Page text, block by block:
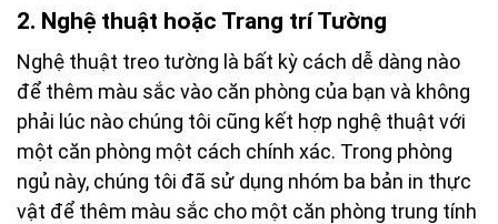
2. Nghệ thuật hoặc Trang trí Tường
Nghệ thuật treo tường là bất kỳ cách dễ dàng nào
để thêm màu sắc vào căn phòng của bạn và không
phải lúc nào chúng tôi cũng kết hợp nghệ thuật với
một căn phòng một cách chính xác. Trong phòng
ngủ này, chúng tôi đã sử dụng nhóm ba bản in thực
vật để thêm màu sắc cho một căn phòng trung tính